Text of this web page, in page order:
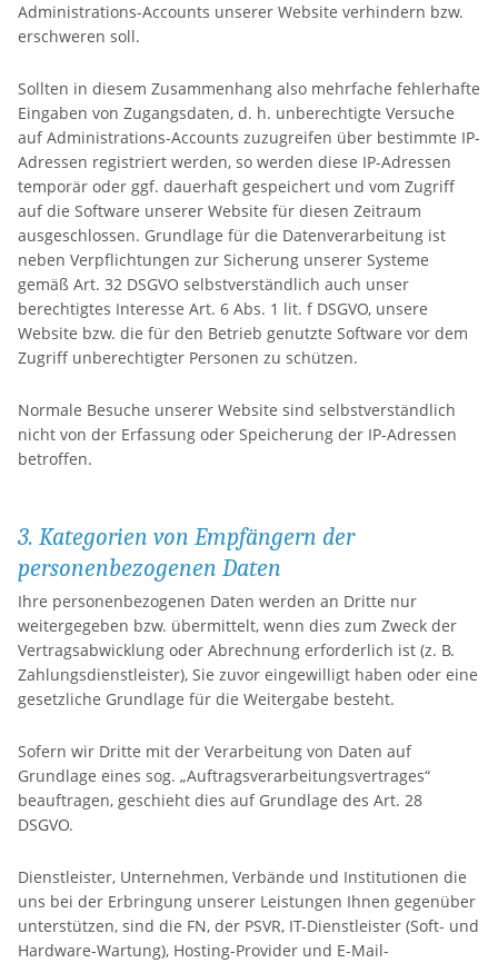
Administrations-Accounts unserer Website verhindern bzw.
erschweren soll.
Sollten in diesem Zusammenhang also mehrfache fehlerhafte
Eingaben von Zugangsdaten, d. h. unberechtigte Versuche
auf Administrations-Accounts zuzugreifen über bestimmte IP-
Adressen registriert werden, so werden diese IP-Adressen
temporär oder ggf. dauerhaft gespeichert und vom Zugriff
auf die Software unserer Website für diesen Zeitraum
ausgeschlossen. Grundlage für die Datenverarbeitung ist
neben Verpflichtungen zur Sicherung unserer Systeme
gemäß Art. 32 DSGVO selbstverständlich auch unser
berechtigtes Interesse Art. 6 Abs. 1 lit. f DSGVO, unsere
Website bzw. die für den Betrieb genutzte Software vor dem
Zugriff unberechtigter Personen zu schützen.
Normale Besuche unserer Website sind selbstverständlich
nicht von der Erfassung oder Speicherung der IP-Adressen
betroffen.
3. Kategorien von Empfängern der
personenbezogenen Daten
Ihre personenbezogenen Daten werden an Dritte nur
weitergegeben bzw. übermittelt, wenn dies zum Zweck der
Vertragsabwicklung oder Abrechnung erforderlich ist (z. B.
Zahlungsdienstleister), Sie zuvor eingewilligt haben oder eine
gesetzliche Grundlage für die Weitergabe besteht.
Sofern wir Dritte mit der Verarbeitung von Daten auf
Grundlage eines sog. „Auftragsverarbeitungsvertrages“
beauftragen, geschieht dies auf Grundlage des Art. 28
DSGVO.
Dienstleister, Unternehmen, Verbände und Institutionen die
uns bei der Erbringung unserer Leistungen Ihnen gegenüber
unterstützen, sind die FN, der PSVR, IT-Dienstleister (Soft- und
Hardware-Wartung), Hosting-Provider und E-Mail-